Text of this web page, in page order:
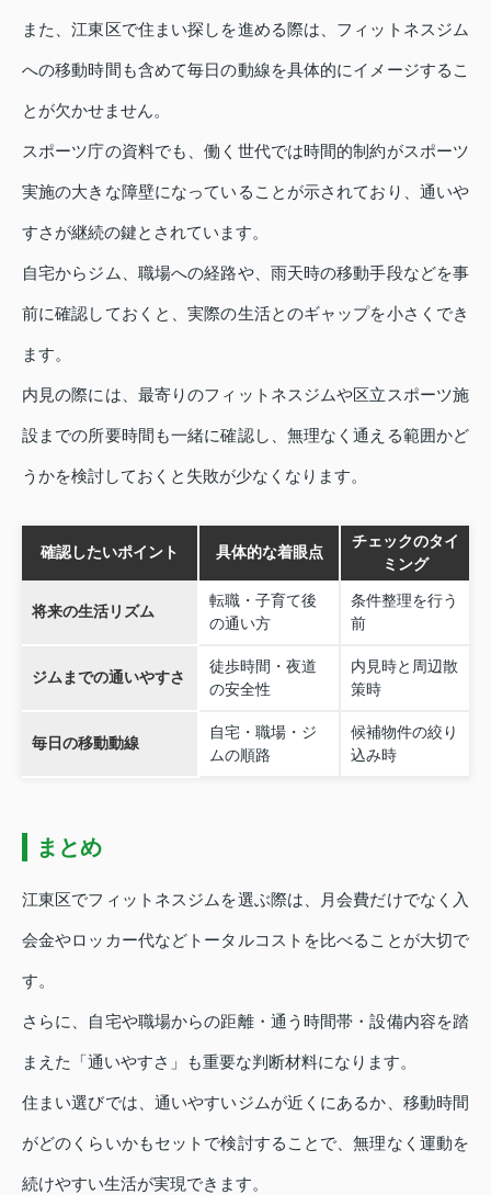
また、江東区で住まい探しを進める際は、フィットネスジム
への移動時間も含めて毎日の動線を具体的にイメージするこ
とが欠かせません。
スポーツ庁の資料でも、働く世代では時間的制約がスポーツ
実施の大きな障壁になっていることが示されており、通いや
すさが継続の鍵とされています。
自宅からジム、職場への経路や、雨天時の移動手段などを事
前に確認しておくと、実際の生活とのギャップを小さくでき
ます。
内見の際には、最寄りのフィットネスジムや区立スポーツ施
設までの所要時間も一緒に確認し、無理なく通える範囲かど
うかを検討しておくと失敗が少なくなります。
確認したいポイント 具体的な着眼点
チェックのタイ
ミング
将来の生活リズム
転職・子育て後
の通い方
条件整理を行う
前
ジムまでの通いやすさ
徒歩時間・夜道
の安全性
内見時と周辺散
策時
毎日の移動動線
自宅・職場・ジ
ムの順路
候補物件の絞り
込み時
まとめ
江東区でフィットネスジムを選ぶ際は、月会費だけでなく入
会金やロッカー代などトータルコストを比べることが大切で
す。
さらに、自宅や職場からの距離・通う時間帯・設備内容を踏
まえた「通いやすさ」も重要な判断材料になります。
住まい選びでは、通いやすいジムが近くにあるか、移動時間
がどのくらいかもセットで検討することで、無理なく運動を
続けやすい生活が実現できます。